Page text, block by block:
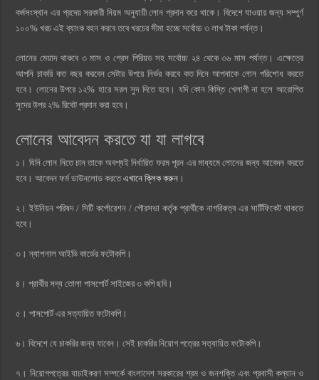
কর্মসংস্থান এর প্রদেয় সরকারী নিয়ম অনুযায়ী লোন প্রদান করে থাকে। বিদেশে যাওয়ার জন্য সম্পুর্ণ
১০০% খরচ এই ব্যাংক বহন করবে তবে খরচের সীমা হচ্ছে সর্বোচ্চ ৩ লাখ টাকা পর্যন্ত।
লোনের মেয়াদ থাকবে ৩ মাস ও গ্রেস পিরিয়ড সহ সর্বোচ্চ ২৪ থেকে ৩৬ মাস পর্যন্ত। এক্ষেত্রে
আপনি চাকরি কত বছর করবেন সেটার উপরে নির্ভর করবে কত দিনে আপনাকে লোন পরিশোধ করতে
হবে। লোনের উপরে ১২% হারে সরল সুদ দিতে হবে। যদি কোন কিস্তি খেলাপী না হলে আরোপিত
সুদের উপর ২% রিবেট প্রদান করা হবে।
লোনের আবেদন করতে যা যা লাগবে
১। যিনি লোন নিতে চান তাকে অবশ্যই নির্ধারিত ফরম পূরন এর মাধ্যমে লোনের জন্য আবেদন করতে
হবে। আবেদন ফর্ম ডাউনলোড করতেএখানে ক্লিক করুন ।
২। ইউনিয়ন পরিষদ / সিটি কর্পোরেশন / পৌরসভা কর্তৃক প্রার্থীকে নাগরিকত্ব এর সার্টিফিকেট থাকতে
হবে।
৩। ন্যাশনাল আইডি কার্ডের ফটোকপি।
৪। প্রার্থীর সদ্য তোলা পাসপোর্ট সাইজের ৩ কপি ছবি।
৫। পাসপোর্ট এর সত্যায়িত ফটোকপি।
৬। বিদেশে যে চাকরির জন্য যাবেন। সেই চাকরির নিয়োগ পত্রের সত্যায়িত ফটোকপি।
৭। নিয়োগপত্রের যাচাইকরণ সম্পর্কে বাংলাদেশ সরকারের শ্রম ও জনশক্তি এবং প্রবাসী কল্যান ও